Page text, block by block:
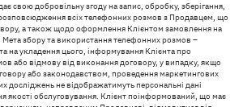
свою добровільну згоду на запис, обробку, зберігання,
всіх телефонних розмов з Продавцем, що
а також щодо оформлення Клієнтом замовлення на
Мета збору та використання телефонних розмов –
на укладення цього, інформування Клієнта про
або відмову від виконання договору, у випадку, якщо
або законодавством, проведення маркетингових
досліджень не відображатимуть персональні дані
якості обслуговування. Клієнт поінформований, що має